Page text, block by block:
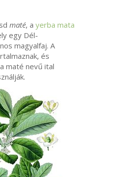
maté, ayerba mata
egy Dél-
magyalfaj. A
és
maté nevű ital